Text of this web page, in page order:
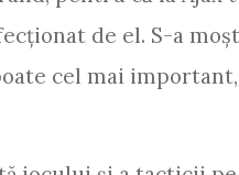
de el. S-a
cel mai